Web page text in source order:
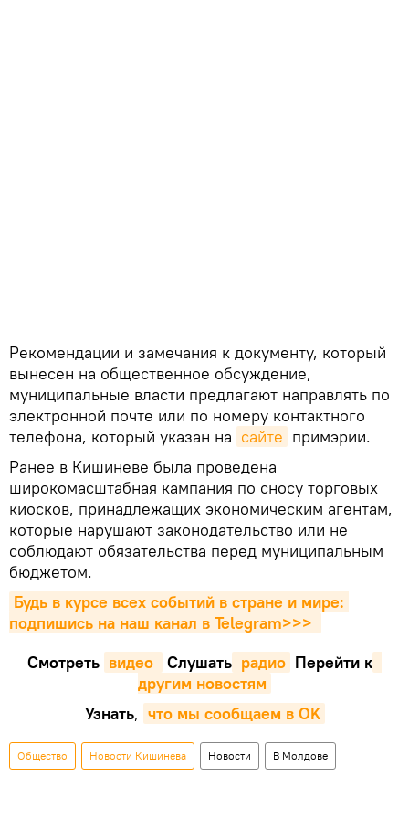
Рекомендации и замечания к документу, который
вынесен на общественное обсуждение,
муниципальные власти предлагают направлять по
электронной почте или по номеру контактного
телефона, который указан на сайте примэрии.
Ранее в Кишиневе была проведена
широкомасштабная кампания по сносу торговых
киосков, принадлежащих экономическим агентам,
которые нарушают законодательство или не
соблюдают обязательства перед муниципальным
бюджетом.
Будь в курсе всех событий в стране и мире:
подпишись на наш канал в Telegram>>>
Смотреть видео Cлушать радио Перейти к
другим новостям
Узнать, что мы сообщаем в OK
Общество Новости Кишинева Новости В Молдове